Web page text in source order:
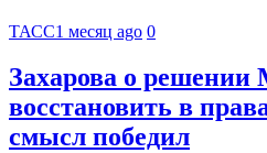
ТАСС1 месяц ago 0
Захарова о
восстановить в
смысл победил